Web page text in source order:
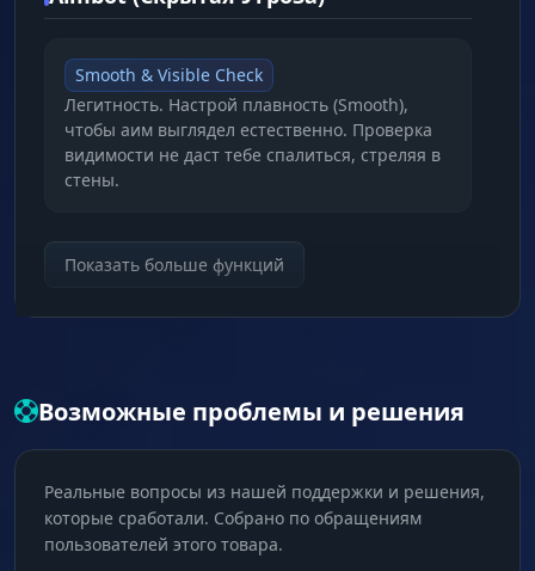
Smooth & Visible Check
Легитность. Настрой плавность (Smooth),
чтобы аим выглядел естественно. Проверка
видимости не даст тебе спалиться, стреляя в
стены.
Bone Select & Bot Toggle
Включи или выключи аимбот на ботов одной
Aim Fov & Target Line
Визуализация. Настрой зону захвата и видь
кого выбрал аимбот.
Показать больше функций
Возможные проблемы и решения
Реальные вопросы из нашей поддержки и решения,
которые сработали. Собрано по обращениям
пользователей этого товара.